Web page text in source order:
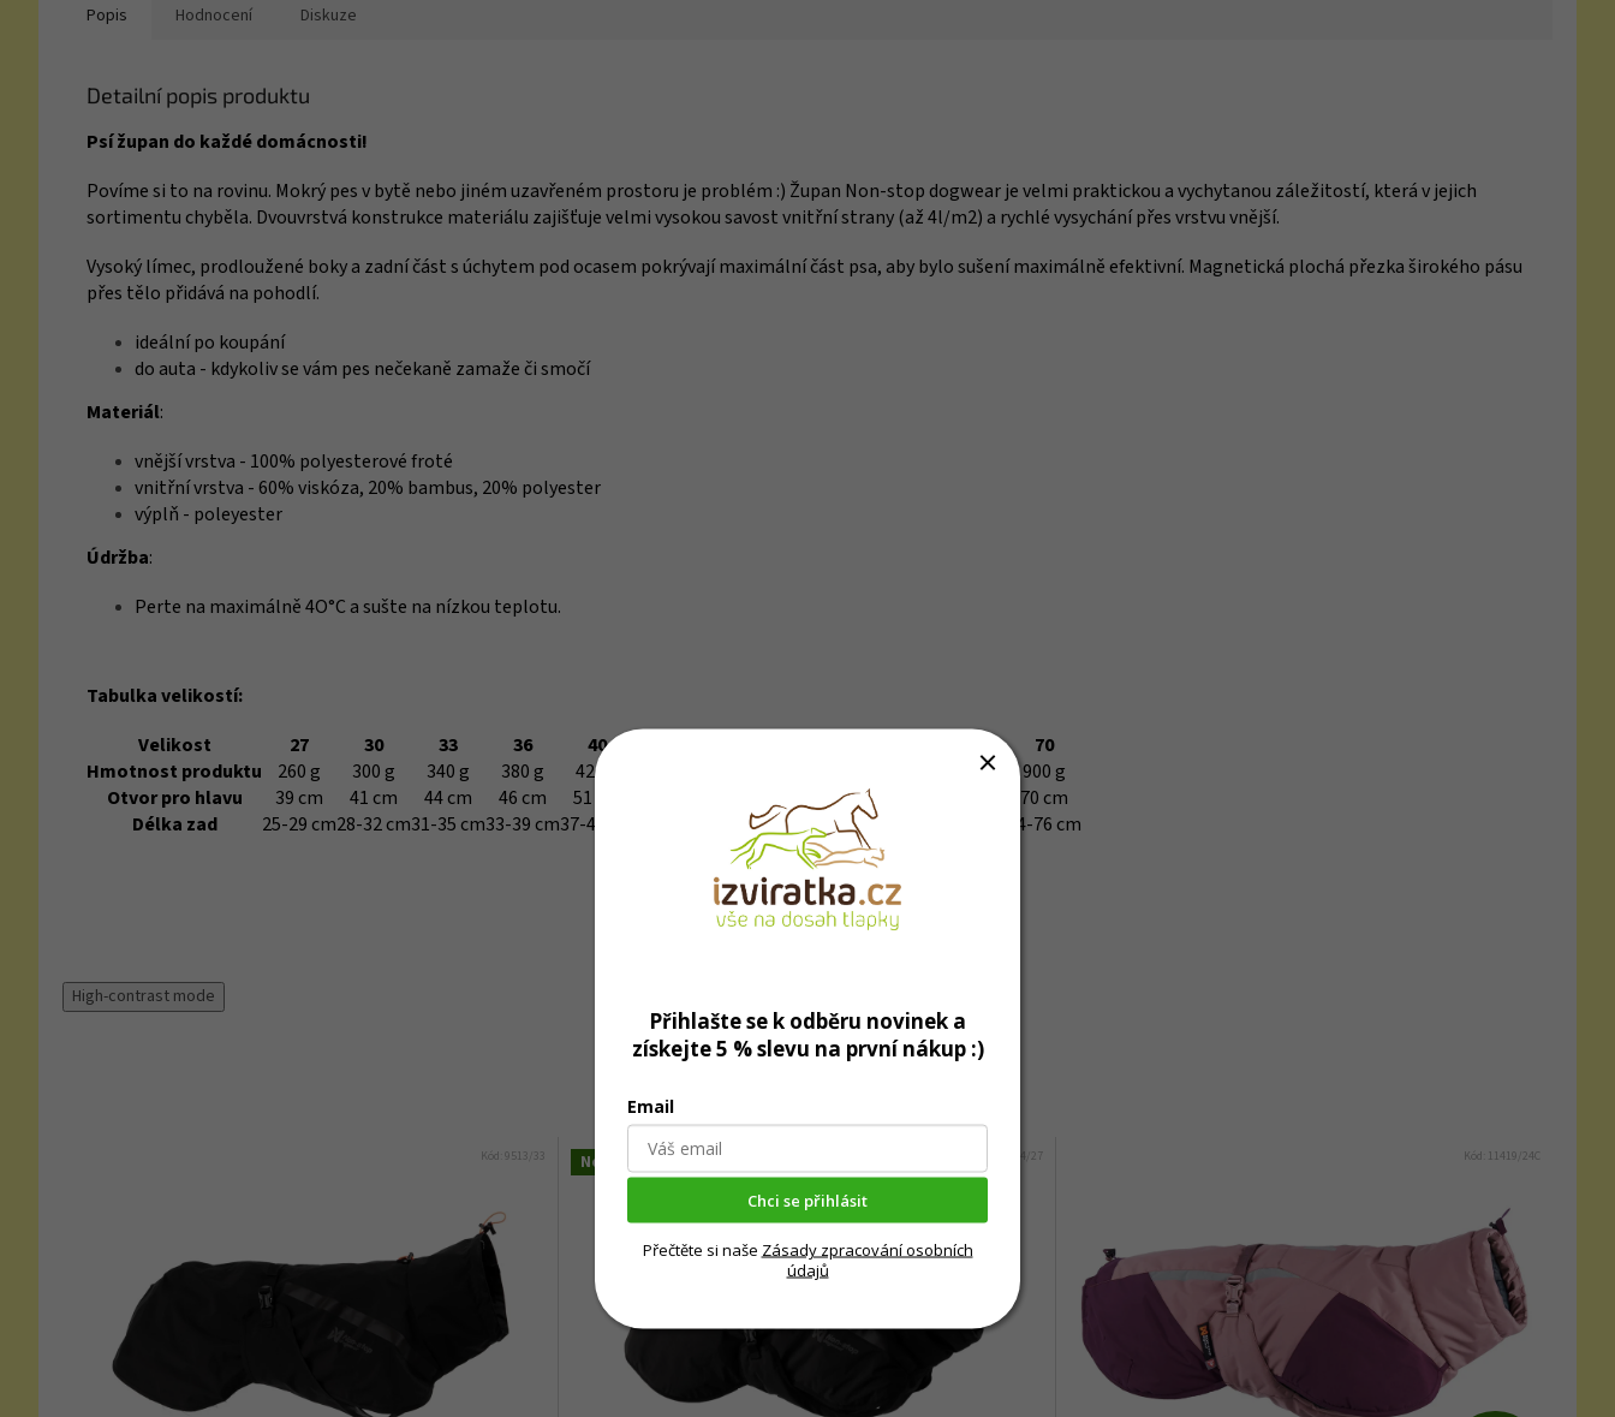
Popis Hodnocení Diskuze
Detailní popis produktu
Psí župan do každé domácnosti!
Povíme si to na rovinu. Mokrý pes v bytě nebo jiném uzavřeném prostoru je problém :) Župan Non-stop dogwear je velmi praktickou a vychytanou záležitostí, která v jejich
sortimentu chyběla. Dvouvrstvá konstrukce materiálu zajišťuje velmi vysokou savost vnitřní strany (až 4l/m2) a rychlé vysychání přes vrstvu vnější.
Vysoký límec, prodloužené boky a zadní část s úchytem pod ocasem pokrývají maximální část psa, aby bylo sušení maximálně efektivní. Magnetická plochá přezka širokého pásu
přes tělo přidává na pohodlí.
ideální po koupání
do auta - kdykoliv se vám pes nečekaně zamaže či smočí
Materiál:
vnější vrstva - 100% polyesterové froté
vnitřní vrstva - 60% viskóza, 20% bambus, 20% polyester
výplň - poleyester
Údržba:
Perte na maximálně 4O°C a sušte na nízkou teplotu.
Tabulka velikostí:
Velikost
27 30 33 36 40
70
Hmotnost produktu
260 g 300 g 340 g 380 g 420 g 820 g
900 g
Otvor pro hlavu
39 cm 41 cm 44 cm 46 cm 51 cm 60 cm 66 cm
70 cm
Délka zad
25-29 cm28-32 cm31-35 cm33-39 cm37-43 cm 47-53 cm 52-58 cm57-63 cm 64-76 cm
High-contrast mode
Mohlo by Vás zajímat
Kód:9513/33 Novinka 9504/27 Kód: 11419/24C
Přihlašte se k odběru novinek a
získejte 5 % slevu na první nákup :)
Email
Chci se přihlásit
Přečtěte si naše Zásady zpracování osobních
údajů